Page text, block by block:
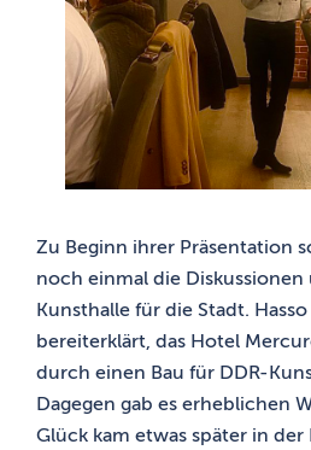
Zu Beginn ihrer Präsentation
noch einmal die Diskussionen
Kunsthalle für die Stadt.
bereiterklärt, das Hotel
durch einen Bau für DDR-
Dagegen gab es erheblichen
Glück kam etwas später in der